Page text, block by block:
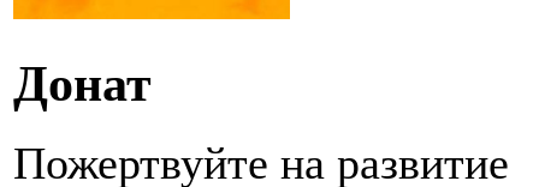
Донат
Пожертвуйте на развитие